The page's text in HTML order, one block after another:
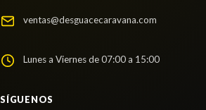
ELEVALUNAS TRASERO
ELEVALUNAS TRASERO DERECHO
OPEL CORSA F (P2JO) 1.2 (68)
CENTRALITA MOTOR UCE
OPEL CORSA F (P2JO) 1.2 (68)
ventas@desguacecaravana.com
Lunes a Viernes de 07:00 a 15:00
SÍGUENOS